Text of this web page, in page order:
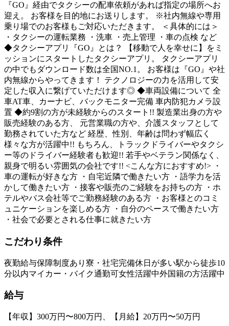
『GO』経由でタクシーの配車依頼があれば指定の場所へお
迎え。 お客様を目的地にお送りします。 ※社内無線や専用
乗り場でのお客様もご対応いただきます。 ＜具体的には＞
・タクシーの運転業務 ・洗車 ・売上管理 ・車の点検 など
◆タクシーアプリ『GO』とは？ 【移動で人を幸せに】をミ
ッションにスタートしたタクシーアプリ。 タクシーアプリ
の中でもダウンロード数は全国NO.1。 お客様は『GO』や社
内無線からやってきます！ テクノロジーの力を活用して安
定した収入に繋げていただけます◎ ◆車両設備について 全
車AT車、カーナビ、バックモニター完備 車内防犯カメラ設
置 ◆約9割の方が未経験からのスタート!! 製造業出身の方や
販売経験のある方、 元営業職の方や、介護スタッフとして
勤務されていた方など 経歴、性別、年齢は問わず幅広く
様々な方が活躍中!! もちろん、トラックドライバーやタクシ
ー等のドライバー経験者も歓迎!! 若手やベテラン関係なく、
親身で明るい雰囲気の会社です!! <こんな方におすすめ!> ・
車の運転が好きな方 ・自宅近隣で働きたい方 ・語学力を活
かして働きたい方 ・接客や販売のご経験をお持ちの方 ・ホ
テルやバス会社等でご勤務経験のある方 ・お客様とのコミ
ュニケーションを楽しめる方 ・自分のペースで働きたい方
・社会で必要とされる仕事に就きたい方
こだわり条件
夜勤給与保障制度あり 寮・社宅完備休日が多い駅から徒歩10
分以内マイカー・バイク通勤可女性活躍中外国籍の方活躍中
給与
【年収】300万円〜800万円、【月給】20万円〜50万円